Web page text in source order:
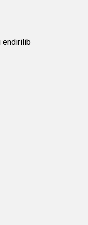
endirilib